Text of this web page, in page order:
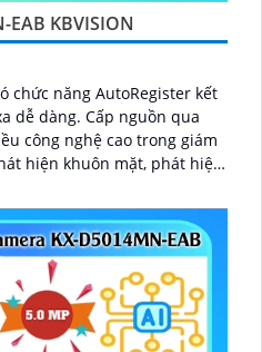
EAB KBVISION
chức năng AutoRegister kết
nguồn qua
công nghệ cao trong giám
hiện khuôn mặt, phát hiện